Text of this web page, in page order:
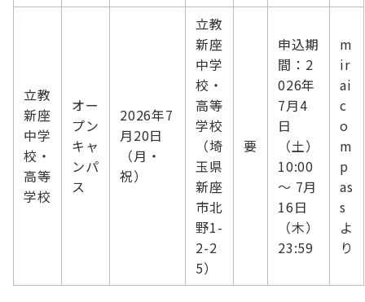
立教
新座
中学
校・
高等
学校
オー
プン
キャ
ンパ
ス
2026年7
月20日
（月・
祝）
立教
新座
中学
校・
高等
学校
（埼
玉県
新座
市北
野1-
2-2
5）
要
申込期
間：2
026年
7月4
日
（土）
10:00
～ 7月
16日
（木）
23:59
m
ir
ai
c
o
m
p
as
s
よ
り